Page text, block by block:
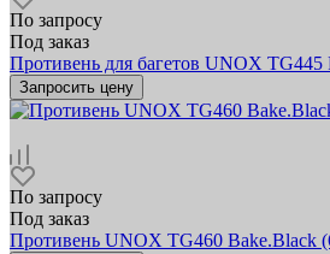
По запросу
Под заказ
Противень для багетов UNOX TG445
Запросить цену
По запросу
Под заказ
Противень UNOX TG460 Bake.Black